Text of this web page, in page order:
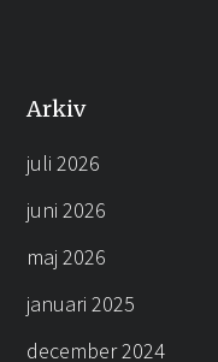
Arkiv
juli 2026
juni 2026
maj 2026
januari 2025
december 2024